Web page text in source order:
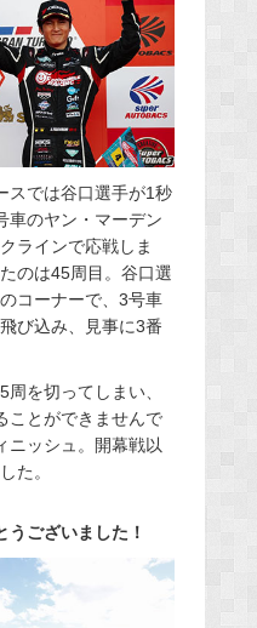
スでは谷口選手が1秒
車のヤン・マーデン
ラインで応戦しま
のは45周目。谷口選
コーナーで、3号車
び込み、見事に3番
を切ってしまい、
ことができませんで
ニッシュ。開幕戦以
た。
ございました！